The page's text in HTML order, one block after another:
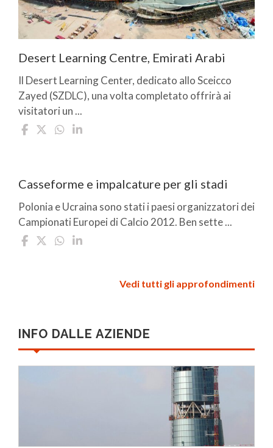
Desert Learning Centre, Emirati Arabi
Il Desert Learning Center, dedicato allo Sceicco
Zayed (SZDLC), una volta completato offrirà ai
visitatori un ...
Casseforme e impalcature per gli stadi
Polonia e Ucraina sono stati i paesi organizzatori dei
Campionati Europei di Calcio 2012. Ben sette ...
Vedi tutti gli approfondimenti
INFO DALLE AZIENDE